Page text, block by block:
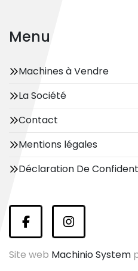
Menu
Machines à Vendre
La Société
Contact
Mentions légales
Déclaration De
facebookinstagram
Site web Machinio System